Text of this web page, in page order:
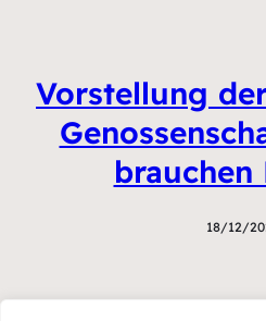
Vorstellung
brauchen
18/12/